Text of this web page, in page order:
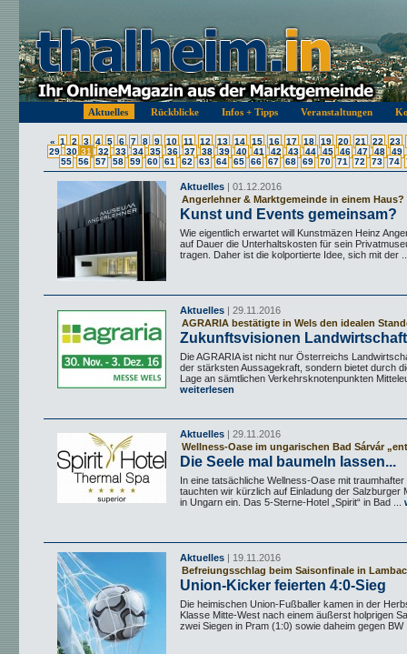
Aktuelles Rückblicke Infos + Tipps Veranstaltungen
« 1 2 3 4 5 6 7 8 9 10 11 12 13 14 15 16 17 18 19 20 21 22 23
29
30 31 32 33 34 35 36 37 38 39 40 41 42 43 44 45 46 47 48
49
55
56 57 58 59 60 61 62 63 64 65 66 67 68 69 70 71 72 73 74
Aktuelles | 01.12.2016
Angerlehner & Marktgemeinde in einem Haus?
Kunst und Events gemeinsam?
Wie eigentlich erwartet will Kunstmäzen Heinz
auf Dauer die Unterhaltskosten für sein
tragen. Daher ist die kolportierte Idee, sich mit der
Aktuelles | 29.11.2016
AGRARIA bestätigte in Wels den idealen
Zukunftsvisionen Landwirtschaft
Die AGRARIA ist nicht nur Österreichs
der stärksten Aussagekraft, sondern bietet durch
Lage an sämtlichen Verkehrsknotenpunkten
weiterlesen
Aktuelles | 29.11.2016
Wellness-Oase im ungarischen Bad Sárvár
Die Seele mal baumeln lassen...
In eine tatsächliche Wellness-Oase mit traumhafter
tauchten wir kürzlich auf Einladung der Salzburger
in Ungarn ein. Das 5-Sterne-Hotel „Spirit“ in Bad ...
Aktuelles | 19.11.2016
Befreiungsschlag beim Saisonfinale in
Union-Kicker feierten 4:0-Sieg
Die heimischen Union-Fußballer kamen in der
Klasse Mitte-West nach einem äußerst holprigen
zwei Siegen in Pram (1:0) sowie daheim gegen BW